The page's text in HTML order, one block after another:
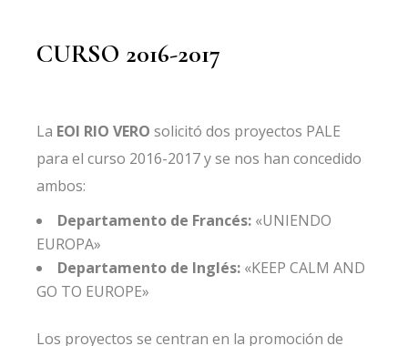
CURSO 2016-2017
La EOI RIO VERO solicitó dos proyectos PALE
para el curso 2016-2017 y se nos han concedido
ambos:
Departamento de Francés: «UNIENDO
EUROPA»
Departamento de Inglés: «KEEP CALM AND
GO TO EUROPE»
Los proyectos se centran en la promoción de